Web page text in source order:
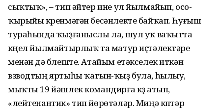
сыҡтыҡ», – тип әйтер ине ул йылмайып, осо-
ҡырыйы күренмәгән бесәнлекте байҡап. Һуғыш
тураһында ҡыҙғаныслы ла, шул уҡ ваҡытта
күңел йылмайтырлыҡ та матур иҫтәлектәре
менән дә бүлеште. Атайым етәкселек иткән
взводтың яртыһы ҡатын-ҡыҙ була, һылыу,
мыҡты 19 йәшлек командирға күҙ атып,
«лейтенантик» тип йөрөтәләр. Миңә күптәр